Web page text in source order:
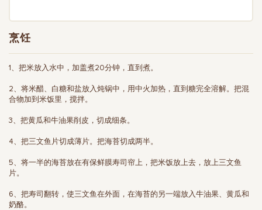
烹饪
1、把米放入水中，加盖煮20分钟，直到煮。
2、将米醋、白糖和盐放入炖锅中，用中火加热，直到糖完全溶解。把混
合物加到米饭里，搅拌。
3、把黄瓜和牛油果削皮，切成细条。
4、把三文鱼片切成薄片。把海苔切成两半。
5、将一半的海苔放在有保鲜膜寿司帘上，把米饭放上去，放上三文鱼
片。
6、把寿司翻转，使三文鱼在外面，在海苔的另一端放入牛油果、黄瓜和
奶酪。